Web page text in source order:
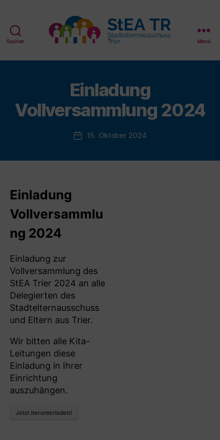
Suchen
Trier
Menü
Einladung
Vollversammlung 2024
Veröffentlichungsdatum
15. Oktober 2024
Einladung
Vollversammlu
ng 2024
Einladung zur
Vollversammlung des
StEA Trier 2024 an alle
Delegierten des
Stadtelternausschuss
und Eltern aus Trier.
Wir bitten alle Kita-
Leitungen diese
Einladung in Ihrer
Einrichtung
auszuhängen.
Jetzt herunterladen!